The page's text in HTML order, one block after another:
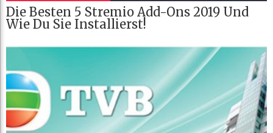
Die Besten 5 Stremio Add-Ons 2019 Und
Wie Du Sie Installierst!